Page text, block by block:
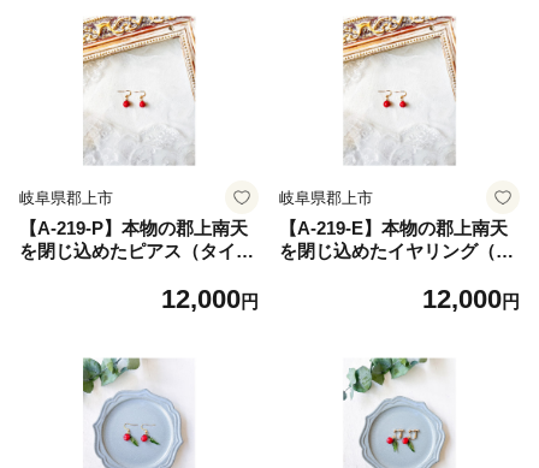
岐阜県郡上市
【A-219-P】本物の郡上南天
を閉じ込めたピアス（タイプ
レディースジュエリー アクセ
12,000円
岐阜県郡上市
【A-219-E】本物の郡上南天
を閉じ込めたイヤリング（タ
12,000円